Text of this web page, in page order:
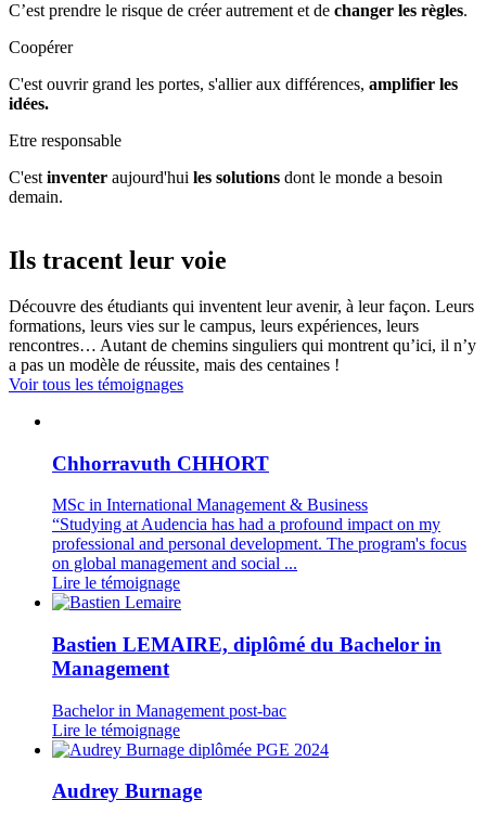
C’est prendre le risque de créer autrement et de changer les règles.
Coopérer
C'est ouvrir grand les portes, s'allier aux différences, amplifier les
idées.
Etre responsable
C'est inventer aujourd'hui les solutions dont le monde a besoin
demain.
Ils tracent leur voie
Découvre des étudiants qui inventent leur avenir, à leur façon. Leurs
formations, leurs vies sur le campus, leurs expériences, leurs
rencontres… Autant de chemins singuliers qui montrent qu’ici, il n’y
a pas un modèle de réussite, mais des centaines !
Voir tous les témoignages
Chhorravuth CHHORT
MSc in International Management & Business
“Studying at Audencia has had a profound impact on my
professional and personal development. The program's focus
on global management and social ...
Lire le témoignage
Bastien LEMAIRE, diplômé du Bachelor in
Management
Bachelor in Management post-bac
Lire le témoignage
Audrey Burnage